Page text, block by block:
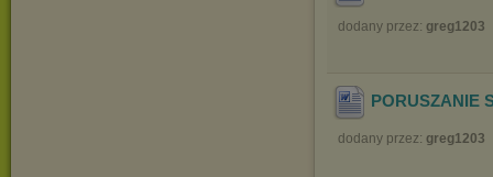
dodany przez: greg1203
PORUSZANIE
dodany przez: greg1203